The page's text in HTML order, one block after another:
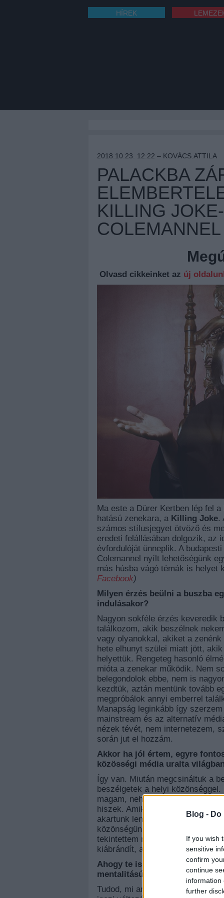
Blog -
If you wish
sensitive
confirm
continue
information
further
HÍREK
2018.10.23. 12:22 – KOVÁCS.ATTILA
PALACKBA
KILLING
COLEMANNEL
Olvasd cikkeinket az új
Ma este a Dürer Kertben lép fel
hatású zenekara, a Killing Joke.
számos stílusjegyet ötvöző és
eredeti felállásában dolgozik, az
évfordulóját ünneplik. A
Colemannel nyílt lehetőségünk
más húsba vágó témák is helyet
Facebook)
Milyen érzés beülni a buszba
indulásakor?
Nagyon sokféle érzés keveredik
találkozom, akik beszélnek
vagy olyanokkal, akiket a
hete elhunyt szülei miatt jött,
helyettük. Rengeteg hasonló
mióta a zenekar működik. Nem
belegondolok ebbe, nem is
kezdtük, aztán mentünk tovább
megpróbálok annyi emberrel
Manapság leginkább így
mainstream és az alternatív
nézek tévét, nem internetezem,
során jut el hozzám.
Akkor ha jól értem, egyre
közösségi média uralta
Így van. Miután megcsináltuk a
beszélgetek a helyi
magam, nehezemre esik az
hiszek. Amikor elkezdtük a
akartunk lenni, mindig is az volt
közönségünkkel, ahogy mi
tekintettem magam valamiféle
kiábrándít, amikor az
Ahogy te is mondtad, a Killing
mentalitású csapat. Mi volt a
Tudod, mi annak a generációnak